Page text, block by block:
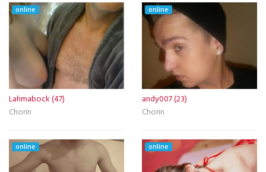
online
Lahmabock (47)
Chorin
online
andy007 (23)
Chorin
online online